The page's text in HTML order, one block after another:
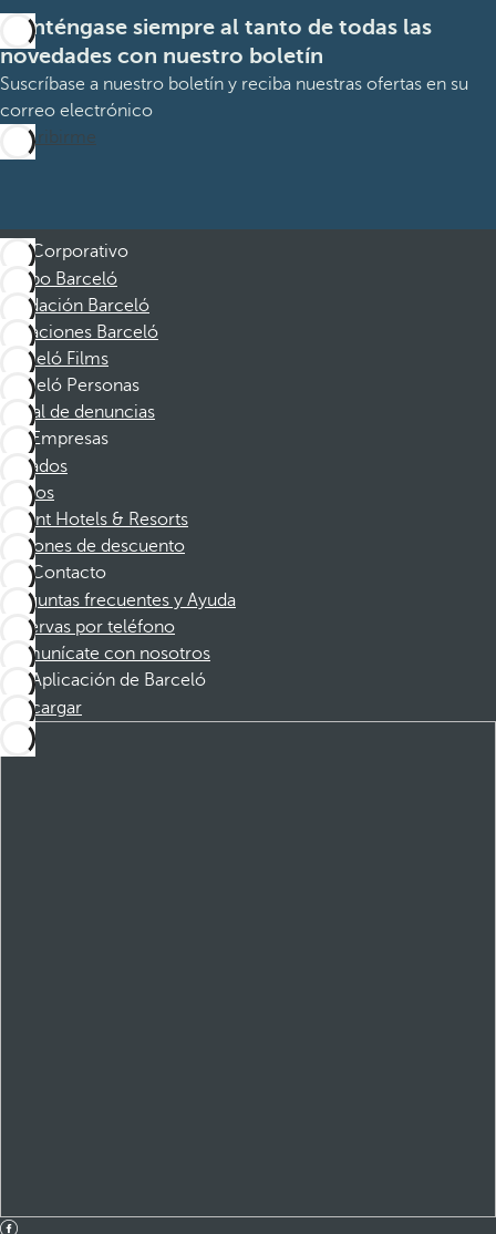
Manténgase siempre al tanto de todas las
novedades con nuestro boletín
Suscríbase a nuestro boletín y reciba nuestras ofertas en su
correo electrónico
Suscribirme
Corporativo
Grupo Barceló
Fundación Barceló
Vacaciones Barceló
Barceló Films
Barceló Personas
Canal de denuncias
Empresas
Afiliados
Socios
Dorint Hotels & Resorts
Cupones de descuento
Contacto
Preguntas frecuentes y Ayuda
Reservas por teléfono
Comunícate con nosotros
Aplicación de Barceló
Descargar